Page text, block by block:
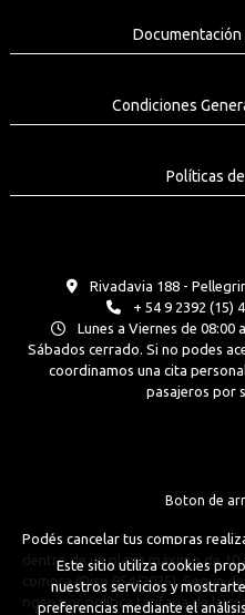
Documentación
Condiciones
Políticas
Rivadavia 188 -
+ 54 9 2392 (15)
Lunes a Viernes de 08:00
Sábados cerrado. Si no podes
coordinamos una cita
pasajeros por
Boton de
Podés cancelar tus compras
dentro de un plazo máximo de 10
compra (Disp.954/2025). Según
rigen por política tarifaria de la
Este sitio utiliza cookies
nuestros servicios y
preferencias mediante el